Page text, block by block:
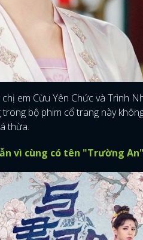
em Cừu Yên Chức và Trình
bộ phim cổ trang này
thừa.
vì cùng có tên "Trường An"